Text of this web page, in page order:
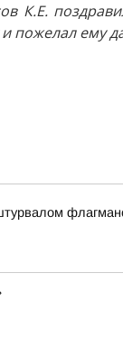
К.Е.
пожелал ему